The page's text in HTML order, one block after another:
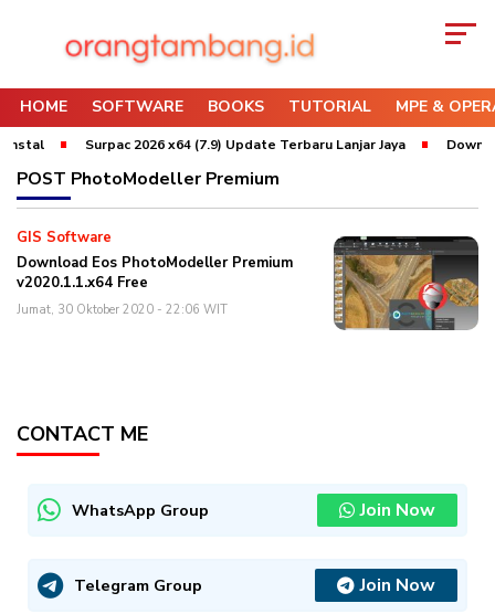
HOME SOFTWARE BOOKS TUTORIAL MPE &
Surpac 2026 x64 (7.9) Update Terbaru Lanjar Jaya
POST PhotoModeller Premium
GIS Software
Download Eos PhotoModeller Premium
v2020.1.1.x64 Free
Jumat, 30 Oktober 2020 - 22:06 WIT
CONTACT ME
WhatsApp Group Join Now
Telegram Group Join Now